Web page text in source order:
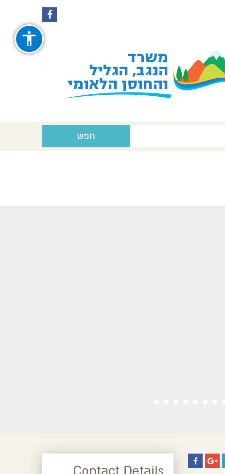
עקבו
אחרינו
ב-
Facebook
עקבו
Instagram
חפש